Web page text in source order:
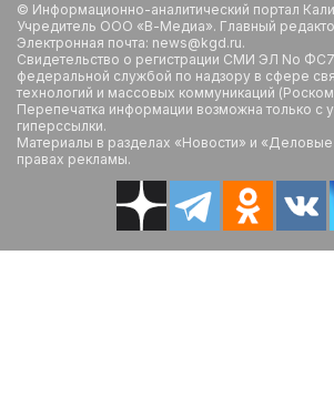
© Информационно-аналитический портал
Учредитель ООО «В-Медиа». Главный
Электронная почта: news@kgd.ru.
Свидетельство о регистрации СМИ ЭЛ No
федеральной службой по надзору в сфере
технологий и массовых коммуникаций
Перепечатка информации возможна только с
гиперссылки.
Материалы в разделах «Новости» и
правах рекламы.